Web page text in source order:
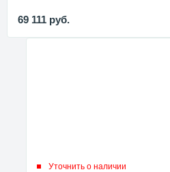
69 111 руб.
Уточнить о наличии